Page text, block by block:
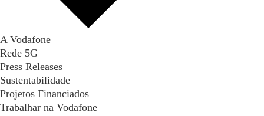
A Vodafone
Rede 5G
Press Releases
Sustentabilidade
Projetos Financiados
Trabalhar na Vodafone